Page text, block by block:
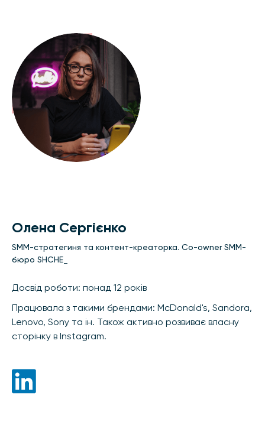
Олена Сергієнко
SMM-стратегиня та контент-креаторка. Co-owner SMM-
бюро SHCHE_
Досвід роботи: понад 12 років
Працювала з такими брендами: McDonald's, Sandora,
Lenovo, Sony та ін. Також активно розвиває власну
сторінку в Instagram.